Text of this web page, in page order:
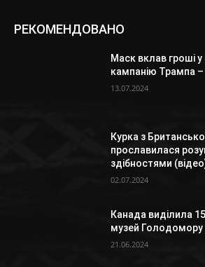
РЕКОМЕНДОВАНО
Маск вклав гроші
кампанію Трампа
13.07.2024
Курка з
прославилася
здібностями
02.07.2024
Канада виділила
музей Голодомору
21.06.2024